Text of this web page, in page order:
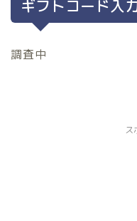
ギフトコード入
調査中
ス